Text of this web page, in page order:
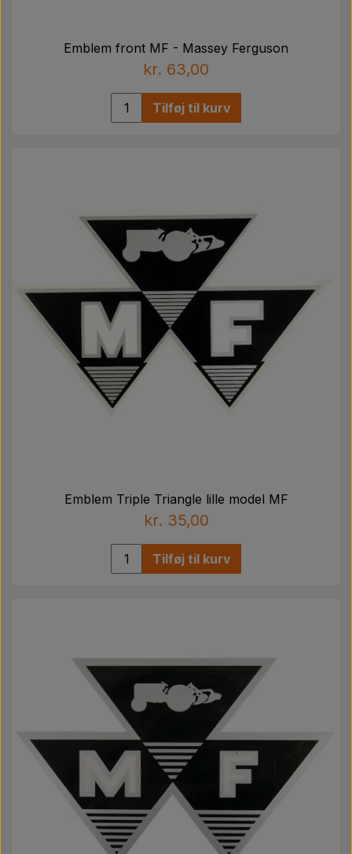
Emblem front MF - Massey Ferguson
kr. 63,00
Tilføj til kurv
Emblem Triple Triangle lille model MF
kr. 35,00
Tilføj til kurv